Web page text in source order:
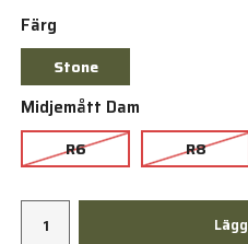
Färg
Stone
Midjemått Dam
R6 R8